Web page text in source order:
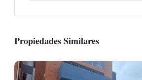
Propiedades Similares